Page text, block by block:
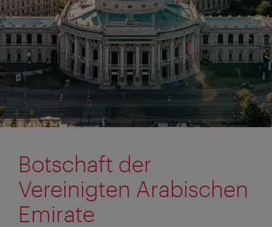
Botschaft der
Vereinigten Arabischen
Emirate